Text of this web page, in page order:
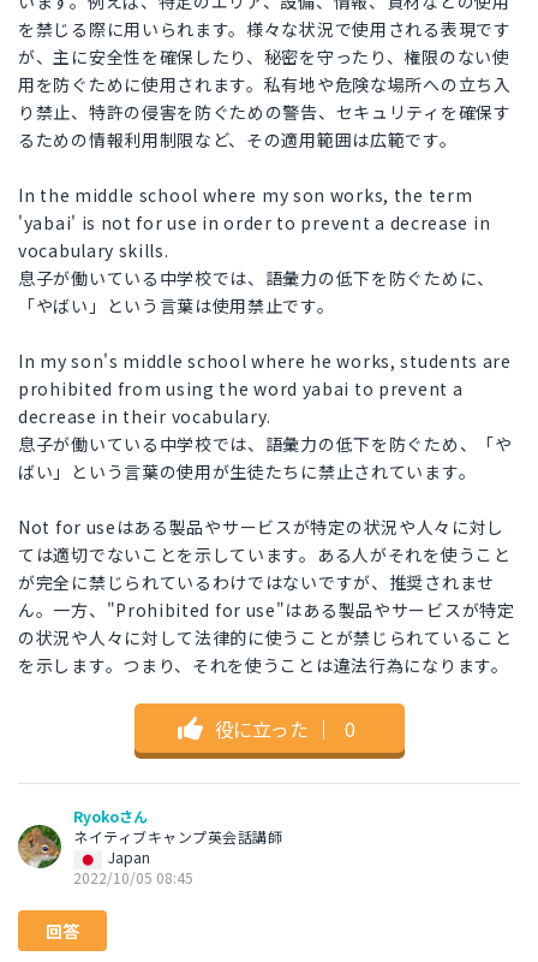
を禁じる際に用いられます。様々な状況で使用される表現です
が、主に安全性を確保したり、秘密を守ったり、権限のない使
用を防ぐために使用されます。私有地や危険な場所への立ち入
り禁止、特許の侵害を防ぐための警告、セキュリティを確保す
るための情報利用制限など、その適用範囲は広範です。
In the middle school where my son works, the term
'yabai' is not for use in order to prevent a decrease in
vocabulary skills.
息子が働いている中学校では、語彙力の低下を防ぐために、
「やばい」という言葉は使用禁止です。
In my son's middle school where he works, students are
prohibited from using the word yabai to prevent a
decrease in their vocabulary.
息子が働いている中学校では、語彙力の低下を防ぐため、「や
ばい」という言葉の使用が生徒たちに禁止されています。
Not for useはある製品やサービスが特定の状況や人々に対し
ては適切でないことを示しています。ある人がそれを使うこと
が完全に禁じられているわけではないですが、推奨されませ
ん。一方、"Prohibited for use"はある製品やサービスが特定
の状況や人々に対して法律的に使うことが禁じられていること
を示します。つまり、それを使うことは違法行為になります。
役に立った ｜ 0
Ryokoさん
ネイティブキャンプ英会話講師
Japan
2022/10/05 08:45
回答